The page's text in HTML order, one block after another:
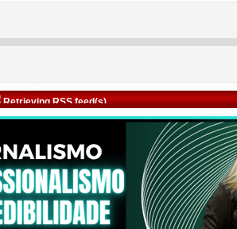
Retrieving RSS feed(s)